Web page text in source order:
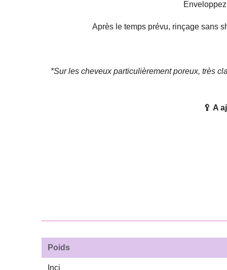
Après le temps prévu, rinçage sans
*Sur les cheveux particulièrement poreux, très
🥄 A
Poids
Inci